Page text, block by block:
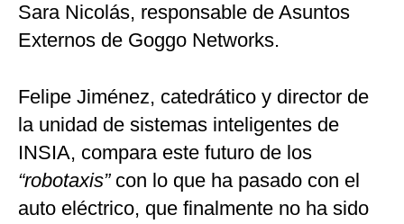
Sara Nicolás, responsable de Asuntos
Externos de Goggo Networks.
Felipe Jiménez, catedrático y director de
la unidad de sistemas inteligentes de
INSIA, compara este futuro de los
“robotaxis” con lo que ha pasado con el
auto eléctrico, que finalmente no ha sido